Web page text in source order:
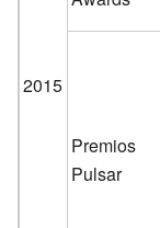
2015
Premios
Pulsar